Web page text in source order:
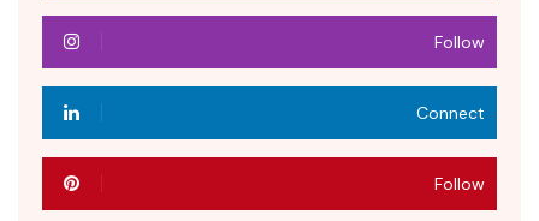
Follow
Connect
Follow